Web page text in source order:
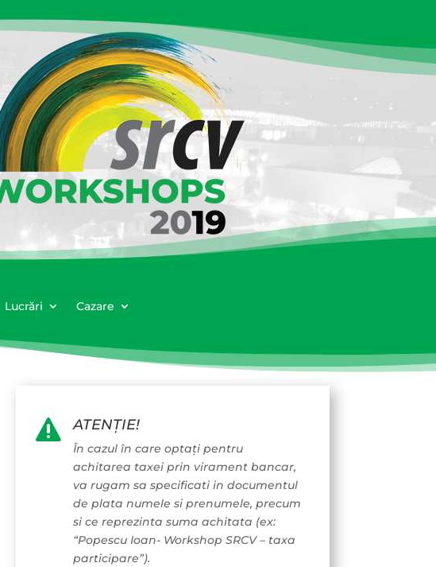
Lucrări Cazare
 ATENȚIE!
În cazul în care optați pentru
achitarea taxei prin virament bancar,
va rugam sa specificati in documentul
de plata numele si prenumele, precum
si ce reprezinta suma achitata (ex:
“Popescu Ioan- Workshop SRCV – taxa
participare”).